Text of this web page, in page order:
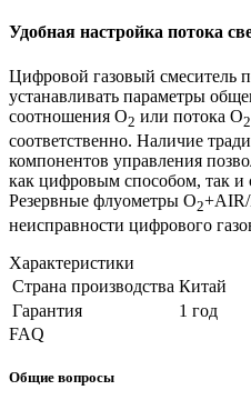
Удобная настройка потока
Цифровой газовый смеситель
устанавливать параметры
соотношения O2 или потока O2
соответственно. Наличие
компонентов управления
как цифровым способом, так и
Резервные флуометры O2
неисправности цифрового
Характеристики
Страна производства Китай
Гарантия
1 год
FAQ
Общие вопросы